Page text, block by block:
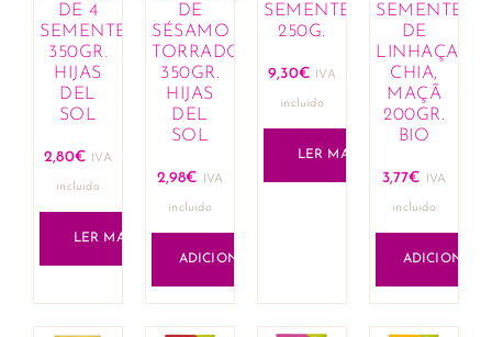
DE 4
SEMENTES
350GR.
HIJAS
DEL
SOL
2,80€ IVA
incluido
LER MAIS
DE
SÉSAMO
TORRADO
350GR.
HIJAS
DEL
SOL
2,98€ IVA
incluido
ADICIONAR
SEMENTES
250G.
9,30€ IVA
incluido
LER MAIS
SEMENTES
DE
LINHAÇA,
CHIA,
MAÇÃ
200GR.
BIO
3,77€ IVA
incluido
ADICIONAR